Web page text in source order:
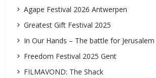
Agape Festival 2026 Antwerpen
Greatest Gift Festival 2025
In Our Hands – The battle for Jerusalem
Freedom Festival 2025 Gent
FILMAVOND: The Shack